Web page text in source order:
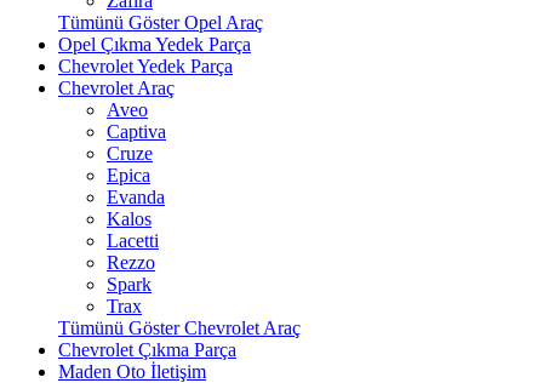
Tümünü Göster Opel Araç
Opel Çıkma Yedek Parça
Chevrolet Yedek Parça
Chevrolet Araç
Aveo
Captiva
Cruze
Epica
Evanda
Kalos
Lacetti
Rezzo
Spark
Trax
Tümünü Göster Chevrolet Araç
Chevrolet Çıkma Parça
Maden Oto İletişim